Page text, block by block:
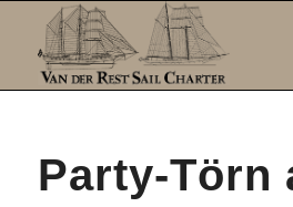
Party-Törn